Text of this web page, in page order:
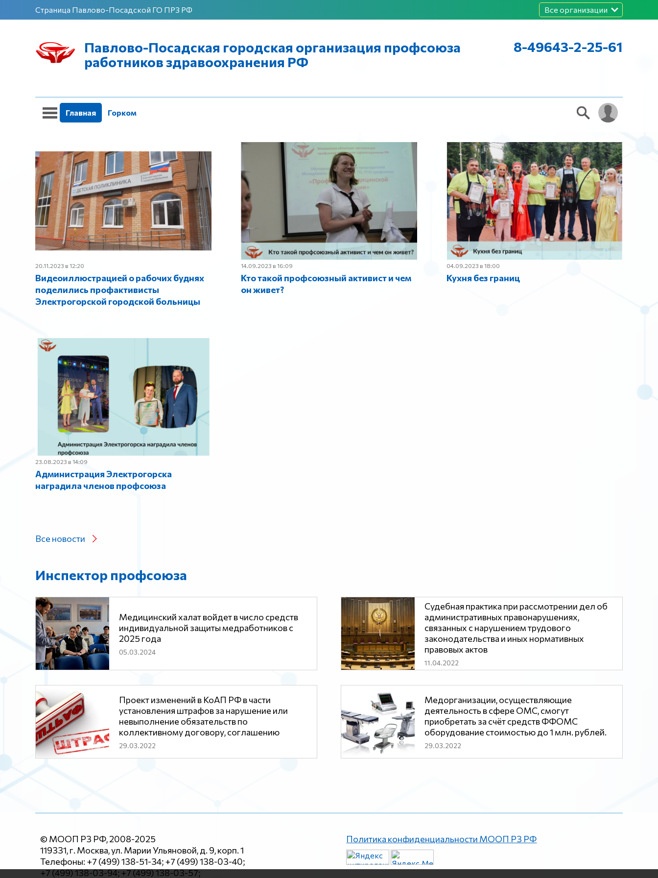
Страница Павлово-Посадской ГО ПРЗ РФ Все организации
Павлово-Посадская городская организация профсоюза
работников здравоохранения РФ
8-49643-2-25-61
Главная Горком
20.11.2023 в 12:20
Видеоиллюстрацией о рабочих буднях
поделились профактивисты
Электрогорской городской больницы
14.09.2023 в 16:09
Кто такой профсоюзный активист и чем
он живет?
04.09.2023 в 18:00
Кухня без границ
23.08.2023 в 14:09
Администрация Электрогорска
наградила членов профсоюза
Все новости
Инспектор профсоюза
Медицинский халат войдет в число средств
индивидуальной защиты медработников с
2025 года
05.03.2024
Судебная практика при рассмотрении дел об
административных правонарушениях,
связанных с нарушением трудового
законодательства и иных нормативных
правовых актов
11.04.2022
Проект изменений в КоАП РФ в части
установления штрафов за нарушение или
невыполнение обязательств по
коллективному договору, соглашению
29.03.2022
Медорганизации, осуществляющие
деятельность в сфере ОМС, смогут
приобретать за счёт средств ФФОМС
оборудование стоимостью до 1 млн. рублей.
29.03.2022
© МООП РЗ РФ, 2008-2025
119331, г. Москва, ул. Марии Ульяновой, д. 9, корп. 1
Телефоны: +7 (499) 138-51-34; +7 (499) 138-03-40;
+7 (499) 138-03-94; +7 (499) 138-03-57;
Политика конфиденциальности МООП РЗ РФ